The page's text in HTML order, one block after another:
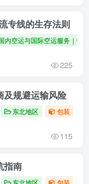
专线的生存法则
内空运与国际空运服务｜中
225
及规避运输风险
东北地区 包装
115
指南